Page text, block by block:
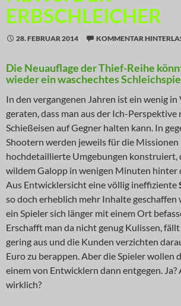
ERBSCHLEICHER
28. FEBRUAR 2014 KOMMENTAR
Die Neuauflage der Thief-Reihe
wieder ein waschechtes
In den vergangenen Jahren ist ein wenig in
geraten, dass man aus der Ich-
Schießeisen auf Gegner halten kann. In
Shootern werden jeweils für die
hochdetaillierte Umgebungen konstruiert,
wildem Galopp in wenigen Minuten hinter
Aus Entwicklersicht eine völlig ineffiziente
so doch erheblich mehr Inhalte geschaffen
ein Spieler sich länger mit einem Ort
Erschafft man da nicht genug Kulissen,
gering aus und die Kunden verzichten
Euro zu berappen. Aber die Spieler wollen
einem von Entwicklern dann entgegen. Ja?
wirklich?